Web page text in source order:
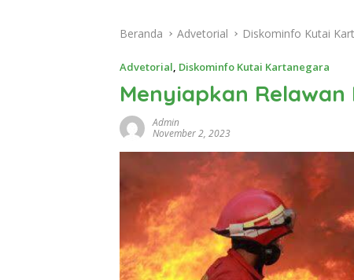
Beranda Advetorial Diskominfo Kutai
Advetorial Diskominfo Kutai Kartanegara
Menyiapkan
Admin
November 2, 2023